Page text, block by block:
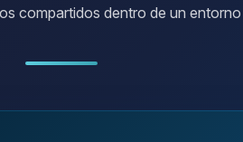
compartidos dentro de un